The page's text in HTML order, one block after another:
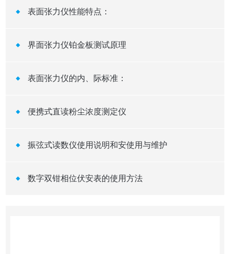
表面张力仪性能特点：
界面张力仪铂金板测试原理
表面张力仪的内、际标准：
便携式直读粉尘浓度测定仪
振弦式读数仪使用说明和安使用与维护
数字双钳相位伏安表的使用方法